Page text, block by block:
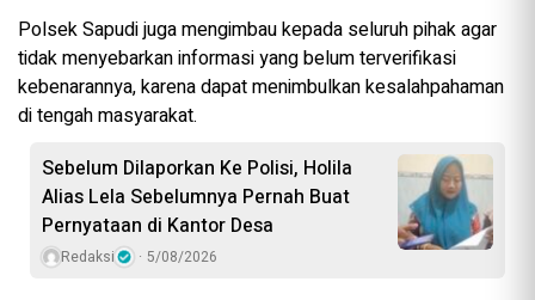
Polsek Sapudi juga mengimbau kepada seluruh pihak agar
tidak menyebarkan informasi yang belum terverifikasi
kebenarannya, karena dapat menimbulkan kesalahpahaman
di tengah masyarakat.
Sebelum Dilaporkan Ke Polisi, Holila
Alias Lela Sebelumnya Pernah Buat
Pernyataan di Kantor Desa
Redaksi 5/08/2026